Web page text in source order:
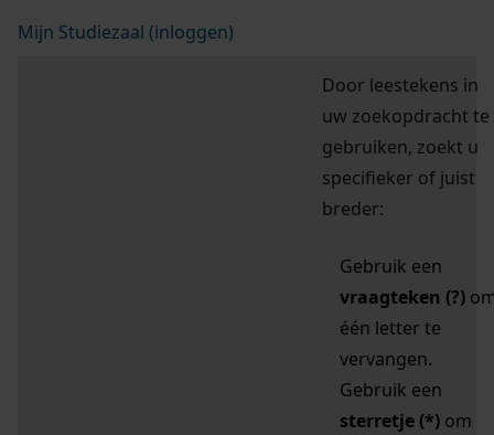
Mijn Studiezaal (inloggen)
Door leestekens in
uw zoekopdracht te
gebruiken, zoekt u
specifieker of juist
breder:
Gebruik een
vraagteken (?)
één letter te
vervangen.
Gebruik een
sterretje (*) om